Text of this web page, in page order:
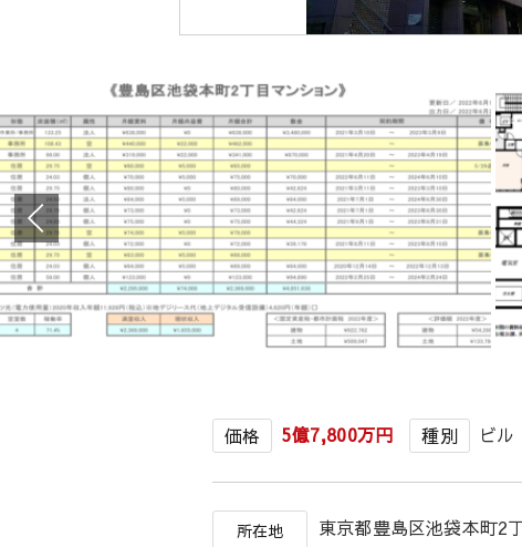
価格 5億7,800万円 種別 ビル
所在地 東京都豊島区池袋本町